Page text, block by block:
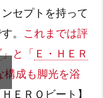
セプトを持って
。 これまでは評
」と「 Ｅ・ＨＥＲ
構成も脚光を浴
ＥＲＯビート】